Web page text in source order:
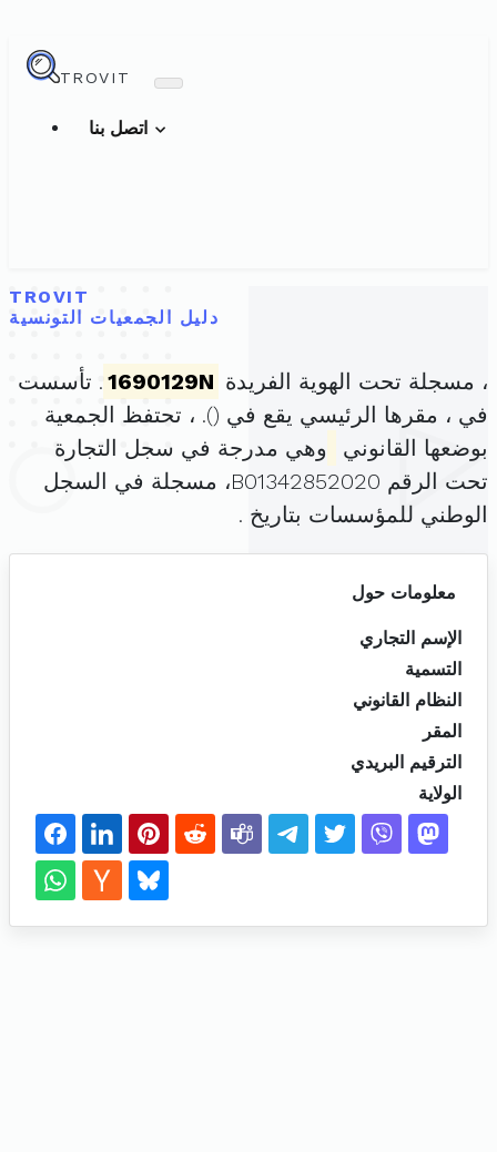
TROVIT
TROVIT
دليل الجمعيات التونسية
، مسجلة تحت الهوية الفريدة 1690129N . تأسست
في ، مقرها الرئيسي يقع في (). ، تحتفظ الجمعية
بوضعها القانوني
وهي مدرجة في سجل التجارة
تحت الرقم B01342852020، مسجلة في السجل
الوطني للمؤسسات بتاريخ .
معلومات حول
الإسم التجاري
التسمية
النظام القانوني
المقر
الترقيم البريدي
الولاية